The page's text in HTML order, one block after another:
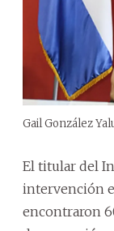
Gail González
El titular del
intervención
encontraron